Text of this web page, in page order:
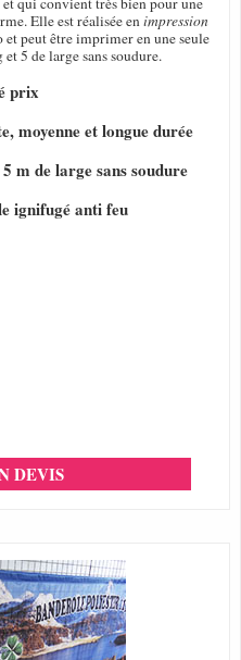
Elle est réalisée enimpression
et peut être imprimer en une seule
5 de large sans soudure.
prix
moyenne et longue durée
m de large sans soudure
ignifugé anti feu
DEVIS